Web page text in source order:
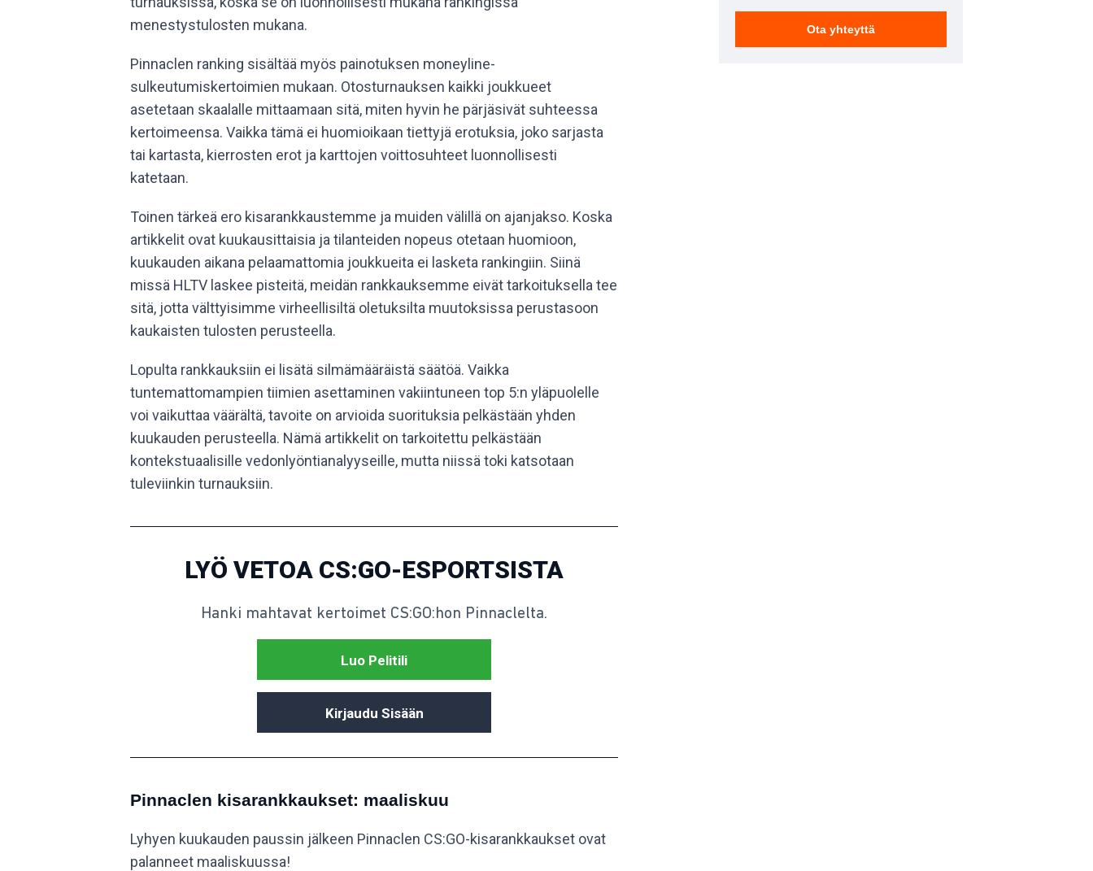
Ota yhteyttä
menestystulosten mukana.
Pinnaclen ranking sisältää myös painotuksen moneyline-
sulkeutumiskertoimien mukaan. Otosturnauksen kaikki joukkueet
asetetaan skaalalle mittaamaan sitä, miten hyvin he pärjäsivät suhteessa
kertoimeensa. Vaikka tämä ei huomioikaan tiettyjä erotuksia, joko sarjasta
tai kartasta, kierrosten erot ja karttojen voittosuhteet luonnollisesti
katetaan.
Toinen tärkeä ero kisarankkaustemme ja muiden välillä on ajanjakso. Koska
artikkelit ovat kuukausittaisia ja tilanteiden nopeus otetaan huomioon,
kuukauden aikana pelaamattomia joukkueita ei lasketa rankingiin. Siinä
missä HLTV laskee pisteitä, meidän rankkauksemme eivät tarkoituksella tee
sitä, jotta välttyisimme virheellisiltä oletuksilta muutoksissa perustasoon
kaukaisten tulosten perusteella.
Lopulta rankkauksiin ei lisätä silmämääräistä säätöä. Vaikka
tuntemattomampien tiimien asettaminen vakiintuneen top 5:n yläpuolelle
voi vaikuttaa väärältä, tavoite on arvioida suorituksia pelkästään yhden
kuukauden perusteella. Nämä artikkelit on tarkoitettu pelkästään
kontekstuaalisille vedonlyöntianalyyseille, mutta niissä toki katsotaan
tuleviinkin turnauksiin.
LYÖ VETOA CS:GO-ESPORTSISTA
Hanki mahtavat kertoimet CS:GO:hon Pinnaclelta.
Luo Pelitili
Kirjaudu Sisään
Pinnaclen kisarankkaukset: maaliskuu
Lyhyen kuukauden paussin jälkeen Pinnaclen CS:GO-kisarankkaukset ovat
palanneet maaliskuussa!